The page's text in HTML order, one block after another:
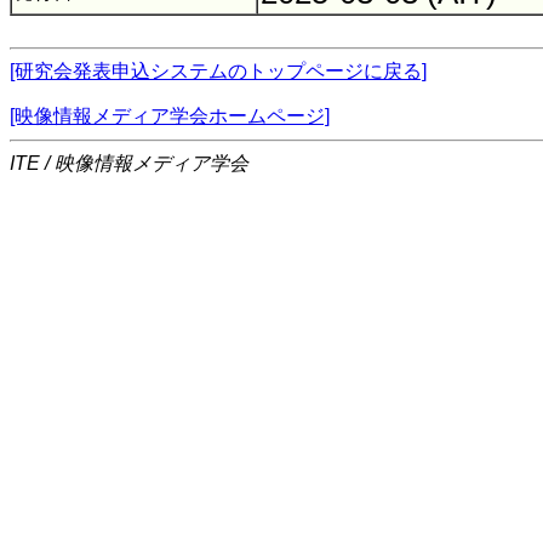
[研究会発表申込システムのトップページに戻る]
[映像情報メディア学会ホームページ]
ITE / 映像情報メディア学会